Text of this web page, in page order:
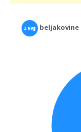
3.99g beljakovine